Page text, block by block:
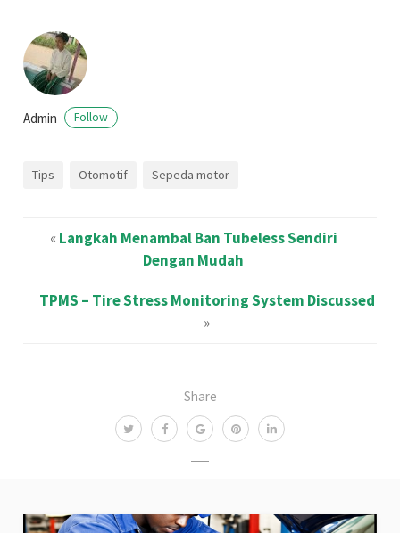
Share
Admin Follow
Tips Otomotif Sepeda motor
«Langkah Menambal Ban Tubeless Sendiri
Dengan Mudah
TPMS – Tire Stress Monitoring System Discussed
»